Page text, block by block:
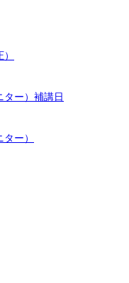
ター）補講日
ー）